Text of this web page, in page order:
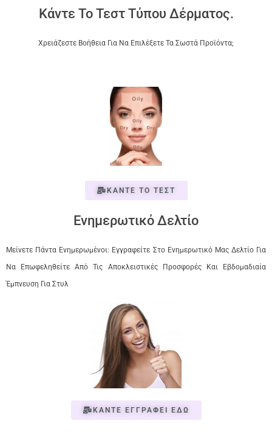
Κάντε Το Τεστ Τύπου Δέρματος.
Χρειάζεστε Βοήθεια Για Να Επιλέξετε Τα Σωστά Προϊόντα;
ΚΑΝΤΕ ΤΟ ΤΕΣΤ
Ενημερωτικό Δελτίο
Μείνετε Πάντα Ενημερωμένοι: Εγγραφείτε Στο Ενημερωτικό Μας Δελτίο Για
Να Επωφεληθείτε Από Τις Αποκλειστικές Προσφορές Και Εβδομαδιαία
Έμπνευση Για Στυλ
ΚΑΝΤΕ ΕΓΓΡΑΦΕΙ ΕΔΩ